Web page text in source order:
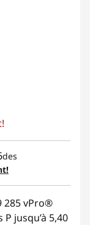
des
285 vPro®
jusqu’à 5,40